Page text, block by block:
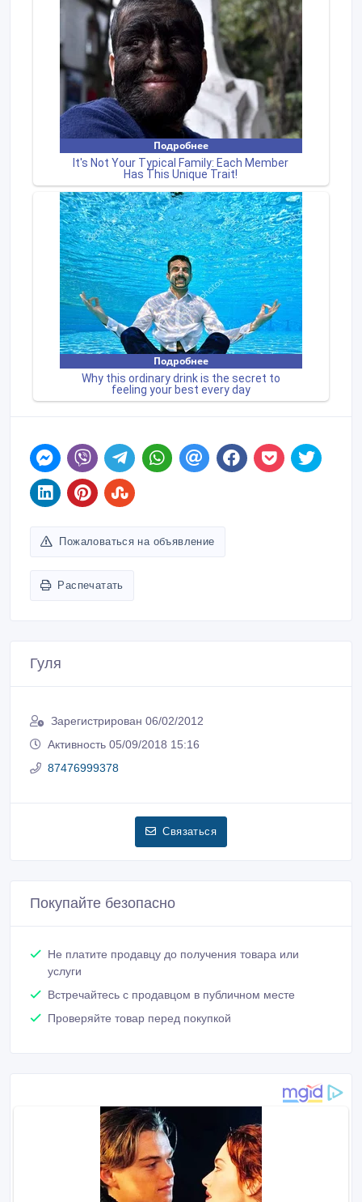
Пожаловаться на объявление
Распечатать
Гуля
Зарегистрирован 06/02/2012
Активность 05/09/2018 15:16
87476999378
Связаться
Покупайте безопасно
Не платите продавцу до получения товара или
услуги
Встречайтесь с продавцом в публичном месте
Проверяйте товар перед покупкой